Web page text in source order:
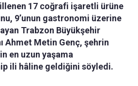
17 coğrafi işaretli ürüne
9’unun gastronomi üzerine
Trabzon Büyükşehir
Ahmet Metin Genç, şehrin
en uzun yaşama
ili hâline geldiğini söyledi.